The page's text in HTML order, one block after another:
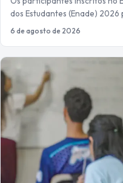
dos Estudantes (Enade)
6 de agosto de 2026